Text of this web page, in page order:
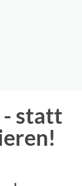
- statt